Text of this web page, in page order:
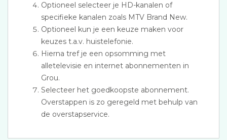
Optioneel selecteer je HD-kanalen of
specifieke kanalen zoals MTV Brand New.
Optioneel kun je een keuze maken voor
keuzes t.a.v. huistelefonie.
Hierna tref je een opsomming met
alletelevisie en internet abonnementen in
Grou.
Selecteer het goedkoopste abonnement.
Overstappen is zo geregeld met behulp van
de overstapservice.